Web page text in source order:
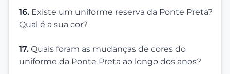
16. Existe um uniforme reserva da Ponte Preta?
Qual é a sua cor?
17. Quais foram as mudanças de cores do
uniforme da Ponte Preta ao longo dos anos?